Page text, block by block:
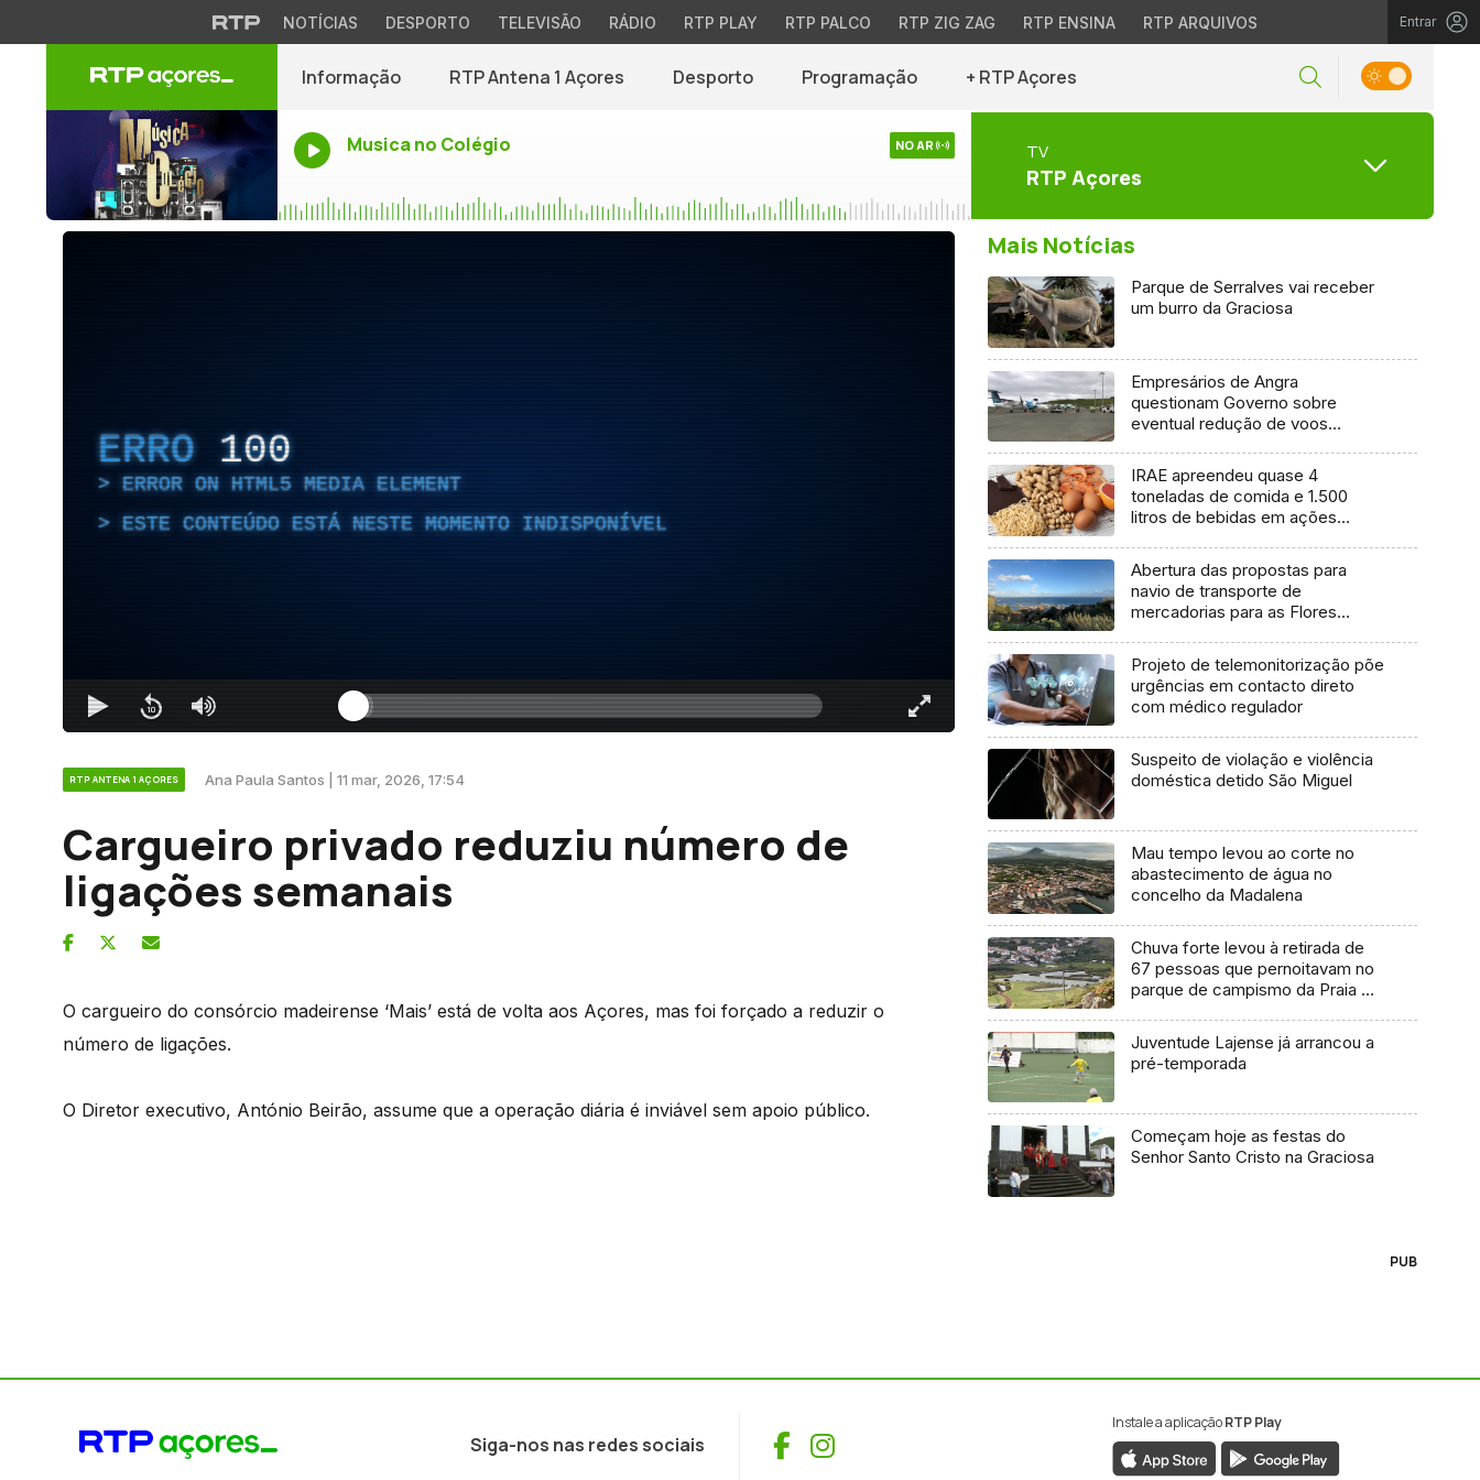
NOTÍCIAS DESPORTO TELEVISÃO RÁDIO RTP PLAY RTP PALCO RTP ZIG ZAG RTP ENSINA RTP ARQUIVOS Entrar
Informação RTP Antena 1 Açores Desporto Programação + RTP Açores
Musica no Colégio NO AR TV
RTP Açores
ERRO 100
ERROR ON HTML5 MEDIA ELEMENT
ESTE CONTEÚDO ESTÁ NESTE MOMENTO INDISPONÍVEL
RTP ANTENA 1 AÇORES Ana Paula Santos | 11 mar, 2026, 17:54
Cargueiro privado reduziu número de
ligações semanais
O cargueiro do consórcio madeirense ‘Mais’ está de volta aos Açores, mas foi forçado a reduzir o
número de ligações.
O Diretor executivo, António Beirão, assume que a operação diária é inviável sem apoio público.
Mais Notícias
Parque de Serralves vai receber
um burro da Graciosa
Empresários de Angra
questionam Governo sobre
eventual redução de voos
IRAE apreendeu quase 4
toneladas de comida e 1.500
litros de bebidas em ações
Abertura das propostas para
navio de transporte de
mercadorias para as Flores
Projeto de telemonitorização põe
urgências em contacto direto
com médico regulador
Suspeito de violação e violência
doméstica detido São Miguel
Mau tempo levou ao corte no
abastecimento de água no
concelho da Madalena
Chuva forte levou à retirada de
67 pessoas que pernoitavam no
parque de campismo da Praia da
Juventude Lajense já arrancou a
pré-temporada
Começam hoje as festas do
Senhor Santo Cristo na Graciosa
PUB
Siga-nos nas redes sociais Facebook
Instagram
Instale a aplicaçãoRTP Play